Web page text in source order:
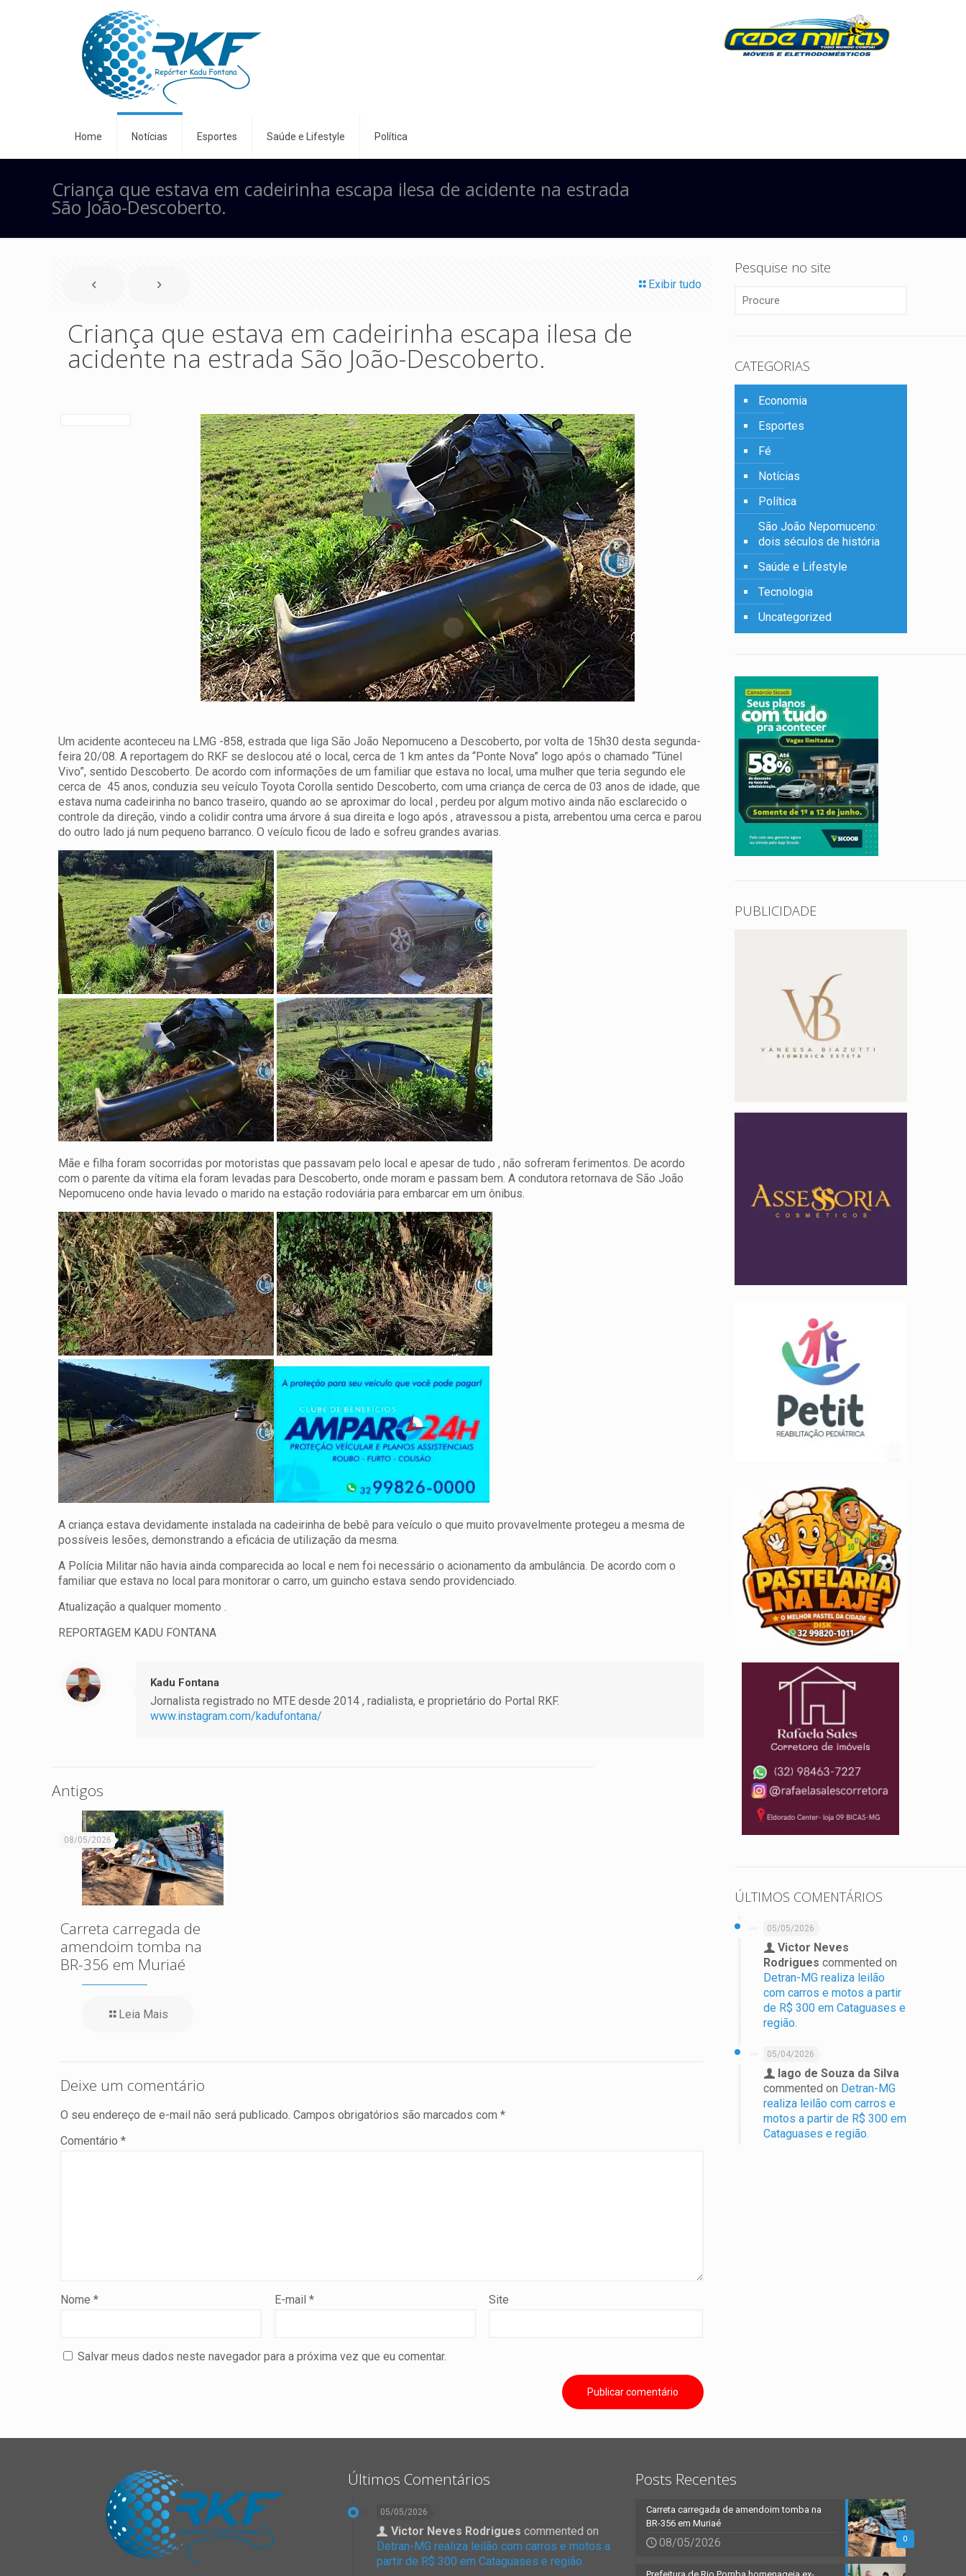
Home Notícias Esportes Saúde e Lifestyle Política
Criança que estava em cadeirinha escapa ilesa de acidente na estrada
São João-Descoberto.
Exibir tudo
Criança que estava em cadeirinha escapa ilesa de
acidente na estrada São João-Descoberto.
Um acidente aconteceu na LMG -858, estrada que liga São João Nepomuceno a Descoberto, por volta de 15h30 desta segunda-
feira 20/08. A reportagem do RKF se deslocou até o local, cerca de 1 km antes da “Ponte Nova” logo após o chamado “Túnel
Vivo”, sentido Descoberto. De acordo com informações de um familiar que estava no local, uma mulher que teria segundo ele
cerca de 45 anos, conduzia seu veículo Toyota Corolla sentido Descoberto, com uma criança de cerca de 03 anos de idade, que
estava numa cadeirinha no banco traseiro, quando ao se aproximar do local , perdeu por algum motivo ainda não esclarecido o
controle da direção, vindo a colidir contra uma árvore á sua direita e logo após , atravessou a pista, arrebentou uma cerca e parou
do outro lado já num pequeno barranco. O veículo ficou de lado e sofreu grandes avarias.
Mãe e filha foram socorridas por motoristas que passavam pelo local e apesar de tudo , não sofreram ferimentos. De acordo
com o parente da vítima ela foram levadas para Descoberto, onde moram e passam bem. A condutora retornava de São João
Nepomuceno onde havia levado o marido na estação rodoviária para embarcar em um ônibus.
A criança estava devidamente instalada na cadeirinha de bebê para veículo o que muito provavelmente protegeu a mesma de
possíveis lesões, demonstrando a eficácia de utilização da mesma.
A Polícia Militar não havia ainda comparecida ao local e nem foi necessário o acionamento da ambulância. De acordo com o
familiar que estava no local para monitorar o carro, um guincho estava sendo providenciado.
Atualização a qualquer momento .
REPORTAGEM KADU FONTANA
Kadu Fontana
Jornalista registrado no MTE desde 2014 , radialista, e proprietário do Portal RKF.
www.instagram.com/kadufontana/
Antigos
08/05/2026
Carreta carregada de
amendoim tomba na
BR-356 em Muriaé
Leia Mais
Deixe um comentário
O seu endereço de e-mail não será publicado. Campos obrigatórios são marcados com *
Comentário *
Nome * E-mail* Site
Salvar meus dados neste navegador para a próxima vez que eu comentar.
Pesquise no site
CATEGORIAS
Economia
Esportes
Fé
Notícias
Política
São João Nepomuceno:
dois séculos de história
Saúde e Lifestyle
Tecnologia
Uncategorized
PUBLICIDADE
ÚLTIMOS COMENTÁRIOS
05/05/2026
Victor Neves
Rodrigues commented on
Detran-MG realiza leilão
com carros e motos a partir
de R$ 300 em Cataguases e
região.
05/04/2026
Iago de Souza da Silva
commented on Detran-MG
realiza leilão com carros e
motos a partir de R$ 300 em
Cataguases e região.
Últimos Comentários
05/05/2026
Victor Neves Rodrigues commented on
Detran-MG realiza leilão com carros e motos a
partir de R$ 300 em Cataguases e região.
Posts Recentes
0
Carreta carregada de amendoim tomba na
BR-356 em Muriaé
08/05/2026